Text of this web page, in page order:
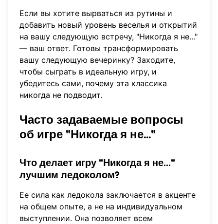
Если вы хотите вырваться из рутины и
добавить новый уровень веселья и открытий
на вашу следующую встречу, "Никогда я не..."
— ваш ответ. Готовы трансформировать
вашу следующую вечеринку? Заходите,
чтобы сыграть в идеальную игру, и
убедитесь сами, почему эта классика
никогда не подводит.
Часто задаваемые вопросы
об игре "Никогда я не..."
Что делает игру "Никогда я не..."
лучшим ледоколом?
Ее сила как ледокола заключается в акценте
на общем опыте, а не на индивидуальном
выступлении. Она позволяет всем